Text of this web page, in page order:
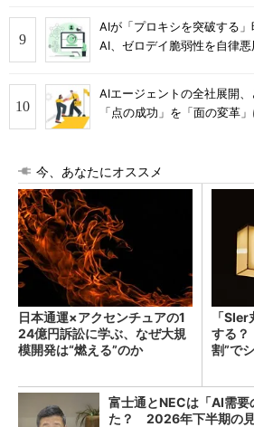
AIが「プロキシを突破する
AI、ゼロデイ脆弱性を自律悪
AIエージェントの全社展開
「点の成功」を「面の変革
今、あなたにオススメ
日本通運×アクセンチュアの1
24億円訴訟に学ぶ、なぜ大規
模開発は“燃える”のか
「
する
割”で
富士通とNECは「AI需要
た？ 2026年下半期の